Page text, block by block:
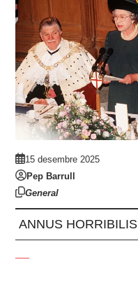
15 desembre 2025
Pep Barrull
General
ANNUS HORRIBILIS